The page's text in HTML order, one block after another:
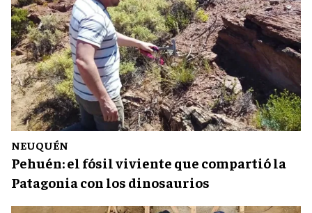
NEUQUÉN
Pehuén: el fósil viviente que compartió la
Patagonia con los dinosaurios